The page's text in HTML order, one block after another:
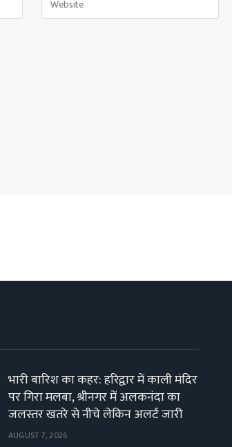
भारी बारिश का कहर: हरिद्वार में काली मंदिर
पर गिरा मलबा, श्रीनगर में अलकनंदा का
जलस्तर खतरे से नीचे लेकिन अलर्ट जारी
AUGUST 7, 2026